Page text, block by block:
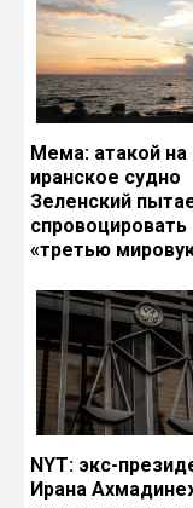
Мема: атакой на
иранское судно
Зеленский
спровоцировать
«третью
NYT: экс-
Ирана